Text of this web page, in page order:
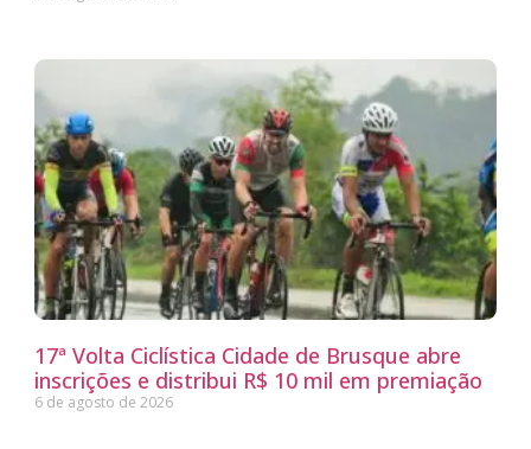
17ª Volta Ciclística Cidade de Brusque abre
inscrições e distribui R$ 10 mil em premiação
6 de agosto de 2026